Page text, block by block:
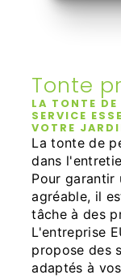
Tonte
LA TONTE DE
SERVICE
VOTRE
La tonte de
dans
Pour garantir
agréable, il
tâche à des
L'entreprise
propose des
adaptés à